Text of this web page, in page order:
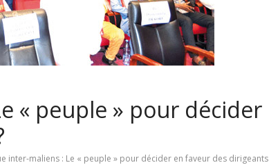
« peuple » pour décider
inter-maliens : Le « peuple » pour décider en faveur des dirigeants